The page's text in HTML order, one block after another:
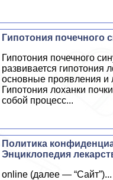
Гипотония почечного
Гипотония почечного
развивается гипотония
основные проявления и
Гипотония лоханки
собой процесс...
Политика
Энциклопедия
online (далее — “Сайт”)...